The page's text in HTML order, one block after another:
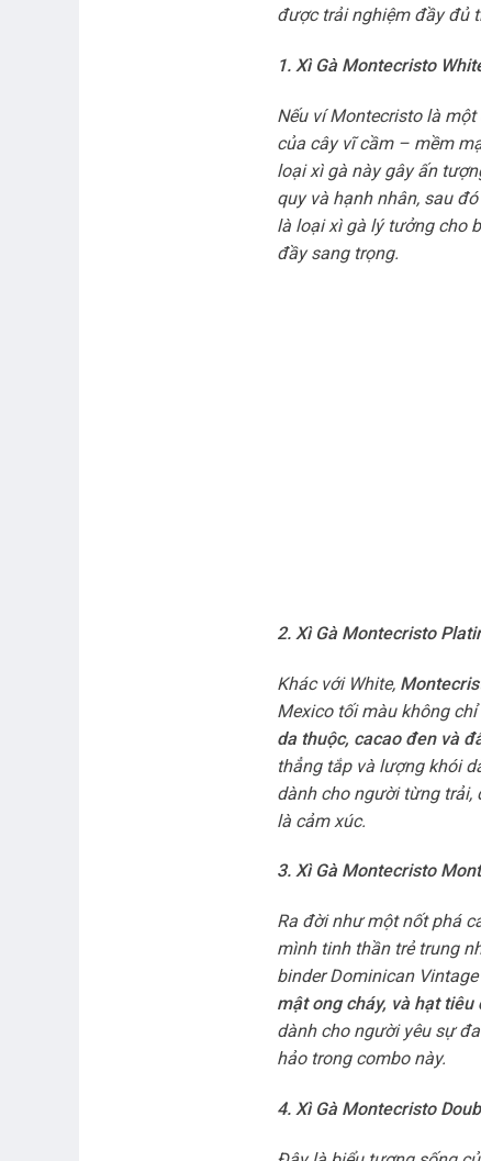
được trải nghiệm đầy đủ
1. Xì Gà Montecristo
Nếu ví Montecristo là
của cây vĩ cầm – mềm
loại xì gà này gây ấn
quy và hạnh nhân, sau
là loại xì gà lý tưởng cho
đầy sang trọng.
2. Xì Gà Montecristo
Khác với White,
Mexico tối màu không
da thuộc, cacao đen và
thẳng tắp và lượng khói
dành cho người từng trải,
là cảm xúc.
3. Xì Gà Montecristo
Ra đời như một nốt phá
mình tinh thần trẻ trung
binder Dominican
mật ong cháy, và hạt tiêu
dành cho người yêu sự
hảo trong combo này.
4. Xì Gà Montecristo